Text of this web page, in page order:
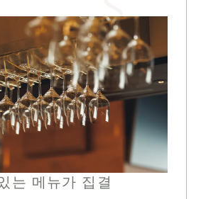
는 메뉴가 집결